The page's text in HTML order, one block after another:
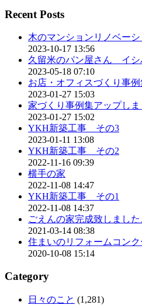
Recent Posts
木のマンションリノベー
2023-10-17 13:56
久留米のパン屋さん イシ
2023-05-18 07:10
お店・オフィスづくり事例
2023-01-27 15:03
家づくり事例集アップしま
2023-01-27 15:02
YKH新築工事 その3
2023-01-11 13:08
YKH新築工事 その2
2022-11-16 09:39
横手の家
2022-11-08 14:47
YKH新築工事 その1
2022-11-08 14:37
ごえんの家完成致しました
2021-03-14 08:38
住まいのリフォームコン
2020-10-08 15:14
Category
日々のこと (1,281)